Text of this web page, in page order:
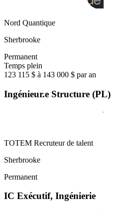
Nord Quantique
Sherbrooke
Permanent
Temps plein
123 115 $ à 143 000 $ par an
Ingénieur.e Structure (PL)
TOTEM Recruteur de talent
Sherbrooke
Permanent
IC Exécutif, Ingénierie